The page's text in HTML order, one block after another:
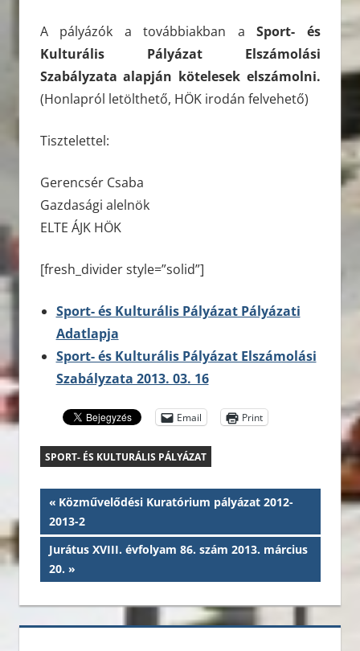
A pályázók a továbbiakban a Sport- és
Kulturális Pályázat Elszámolási
Szabályzata alapján kötelesek elszámolni.
(Honlapról letölthető, HÖK irodán felvehető)
Tisztelettel:
Gerencsér Csaba
Gazdasági alelnök
ELTE ÁJK HÖK
[fresh_divider style=”solid”]
Sport- és Kulturális Pályázat Pályázati
Adatlapja
Sport- és Kulturális Pályázat Elszámolási
Szabályzata 2013. 03. 16
Email Print
SPORT- ÉS KULTURÁLIS PÁLYÁZAT
Bejegyzés
navigáció
Previous
Post:
Közművelődési Kuratórium pályázat 2012-
2013-2
Next
Post:
Jurátus XVIII. évfolyam 86. szám 2013. március
20.